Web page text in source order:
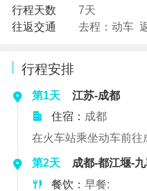
行程天数
7天
往返交通
去程：动车
行程安排
第1天
江苏-成都
住宿： 成都
在火车站乘坐动车前往
第2天
成都-都江堰-
餐饮： 早餐: